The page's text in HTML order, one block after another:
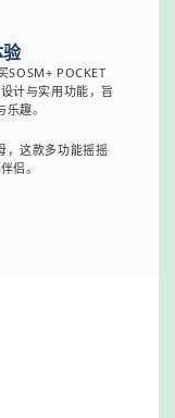
SOSM+ POCKET
计与实用功能，旨
趣。
，这款多功能摇摇
侣。